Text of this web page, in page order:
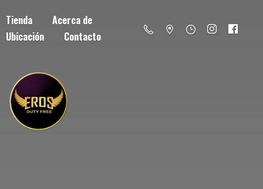
Tienda
Acerca de
Ubicación
Contacto